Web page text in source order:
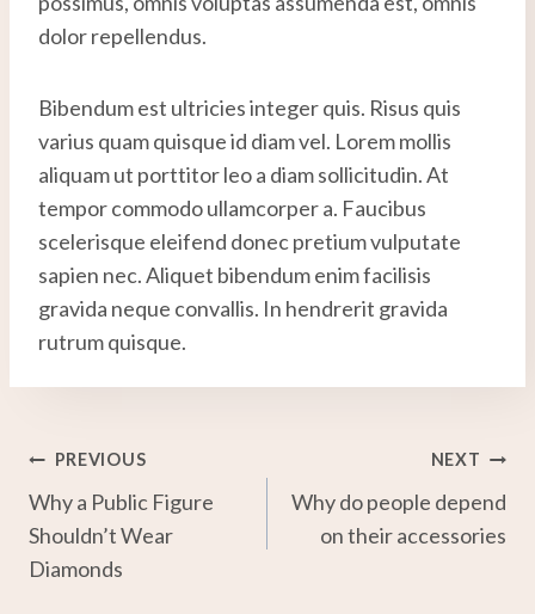
dolor repellendus.
Bibendum est ultricies integer quis. Risus quis
varius quam quisque id diam vel. Lorem mollis
aliquam ut porttitor leo a diam sollicitudin. At
tempor commodo ullamcorper a. Faucibus
scelerisque eleifend donec pretium vulputate
sapien nec. Aliquet bibendum enim facilisis
gravida neque convallis. In hendrerit gravida
rutrum quisque.
Post
Navigation
PREVIOUS
Why a Public Figure
Shouldn’t Wear
Diamonds
NEXT
Why do people depend
on their accessories